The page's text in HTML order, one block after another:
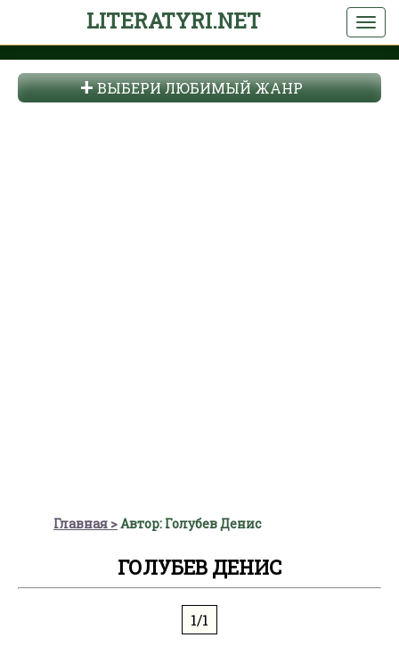
LITERATYRI.NET
ВЫБЕРИ ЛЮБИМЫЙ ЖАНР
Главная Автор: Голубев Денис
ГОЛУБЕВ ДЕНИС
1/1